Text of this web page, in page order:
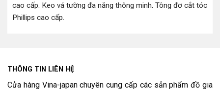
cao cấp Keo vá tường đa năng thông minh Tông đơ cắt tóc
Phillips cao cấp
THÔNG TIN LIÊN HỆ
Cửa hàng Vina-japan chuyên cung cấp các sản phẩm đồ gia